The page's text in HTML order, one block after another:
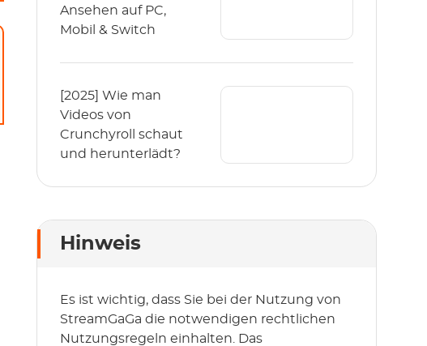
Ansehen auf PC,
Mobil & Switch
[2025] Wie man
Videos von
Crunchyroll schaut
und herunterlädt?
Hinweis
Es ist wichtig, dass Sie bei der Nutzung von
StreamGaGa die notwendigen rechtlichen
Nutzungsregeln einhalten. Das